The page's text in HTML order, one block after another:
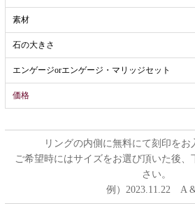
素材
石の大きさ
エンゲージorエンゲージ・マリッジセット
価格
リングの内側に無料にて刻印をお
ご希望時にはサイズをお選び頂いた後
さい。
例）2023.11.22 A